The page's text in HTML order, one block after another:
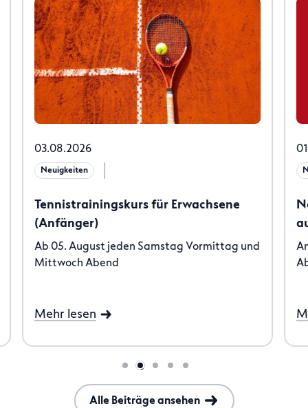
03.08.2026
Neuigkeiten
Tennistrainingskurs für Erwachsene
(Anfänger)
Ab 05. August jeden Samstag Vormittag und
Mittwoch Abend
Mehr lesen
Alle Beiträge ansehen